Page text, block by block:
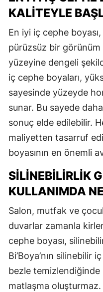
KALITEYLE
En iyi iç cephe
pürüzsüz bir
yüzeyine dengeli
iç cephe boyaları,
sayesinde yüzeyde
sunar. Bu sayede
sonuç elde edilebilir.
maliyetten tasarruf
boyasının en önemli
SILINEBILIRLIK
KULLANIMDA
Salon, mutfak ve
duvarlar zamanla
cephe boyası,
Bi’Boya’nın silinebilir
bezle temizlendiğinde
matlaşma